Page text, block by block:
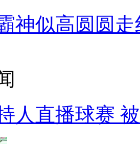
神似高圆圆走
人直播球赛